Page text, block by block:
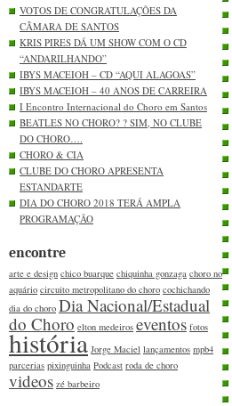
VOTOS DE CONGRATULAÇÕES DA
CÂMARA DE SANTOS
KRIS PIRES DÁ UM SHOW COM O CD
“ANDARILHANDO”
IBYS MACEIOH – CD “AQUI ALAGOAS”
IBYS MACEIOH – 40 ANOS DE CARREIRA
I Encontro Internacional do Choro em Santos
BEATLES NO CHORO? ? SIM, NO CLUBE
DO CHORO….
CHORO & CIA
CLUBE DO CHORO APRESENTA
ESTANDARTE
DIA DO CHORO 2018 TERÁ AMPLA
PROGRAMAÇÃO
encontre
arte e design chico buarque chiquinha gonzaga choro no
aquário circuito metropolitano do choro cochichando
dia do choro Dia Nacional/Estadual
do Choro elton medeiros eventos fotos
história Jorge Maciel lançamentos mpb4
parcerias pixinguinha Podcast roda de choro
videos zé barbeiro